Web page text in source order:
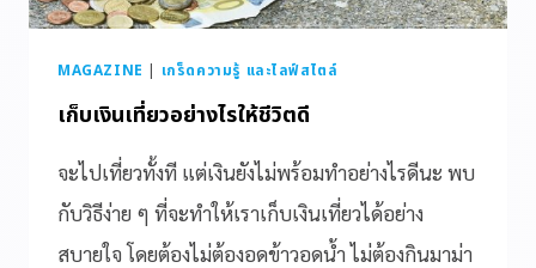
MAGAZINE | เกร็ดความรู้ และไลฟ์สไตล์
เก็บเงินเที่ยวอย่างไรให้ชีวิตดี
จะไปเที่ยวทั้งที แต่เงินยังไม่พร้อมทำอย่างไรดีนะ พบ
กับวิธีง่าย ๆ ที่จะทำให้เราเก็บเงินเที่ยวได้อย่าง
สบายใจ โดยต้องไม่ต้องอดข้าวอดน้ำ ไม่ต้องกินมาม่า